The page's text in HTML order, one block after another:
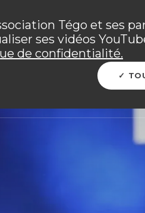
Tégo
ME PROTÉGER
Tégo et ses
ses vidéos
de confidentialité.